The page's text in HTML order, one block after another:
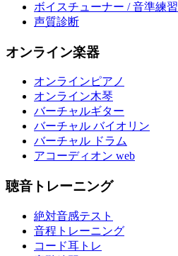
ボイスチューナー / 音準練習
声質診断
オンライン楽器
オンラインピアノ
オンライン木琴
バーチャルギター
バーチャル バイオリン
バーチャル ドラム
アコーディオン web
聴音トレーニング
絶対音感テスト
音程トレーニング
コード耳トレ